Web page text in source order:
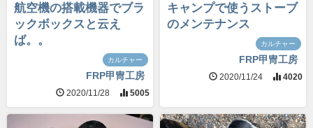
航空機の搭載機器でブラ
ックボックスと云え
ば。。
カルチャー
FRP甲冑工房
2020/11/28 5005
キャンプで使うストーブ
のメンテナンス
カルチャー
FRP甲冑工房
2020/11/24 4020